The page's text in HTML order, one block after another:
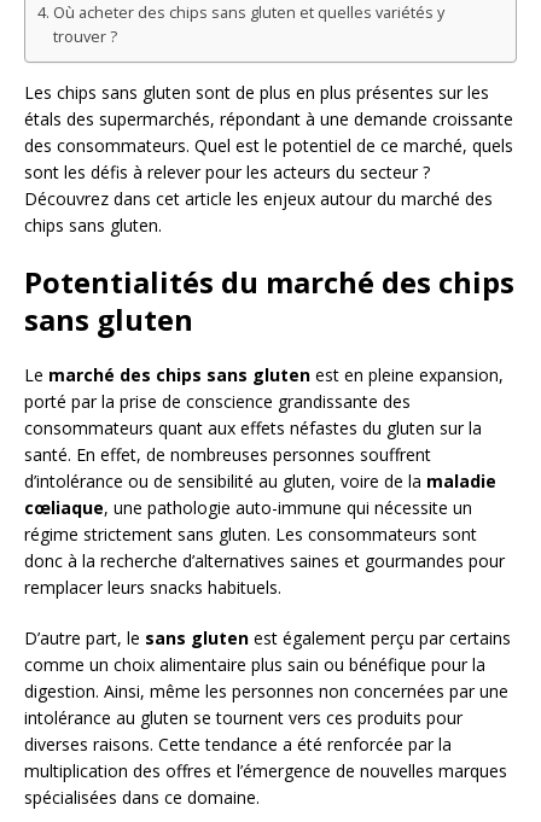
Où acheter des chips sans gluten et quelles variétés y
trouver ?
Les chips sans gluten sont de plus en plus présentes sur les
étals des supermarchés, répondant à une demande croissante
des consommateurs. Quel est le potentiel de ce marché, quels
sont les défis à relever pour les acteurs du secteur ?
Découvrez dans cet article les enjeux autour du marché des
chips sans gluten.
Potentialités du marché des chips
sans gluten
Le marché des chips sans gluten est en pleine expansion,
porté par la prise de conscience grandissante des
consommateurs quant aux effets néfastes du gluten sur la
santé. En effet, de nombreuses personnes souffrent
d’intolérance ou de sensibilité au gluten, voire de la maladie
cœliaque, une pathologie auto-immune qui nécessite un
régime strictement sans gluten. Les consommateurs sont
donc à la recherche d’alternatives saines et gourmandes pour
remplacer leurs snacks habituels.
D’autre part, le sans gluten est également perçu par certains
comme un choix alimentaire plus sain ou bénéfique pour la
digestion. Ainsi, même les personnes non concernées par une
intolérance au gluten se tournent vers ces produits pour
diverses raisons. Cette tendance a été renforcée par la
multiplication des offres et l’émergence de nouvelles marques
spécialisées dans ce domaine.